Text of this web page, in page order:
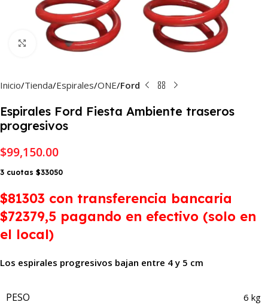
Haga Click para agrandar
Inicio Tienda Espirales ONE Ford
Espirales Ford Fiesta Ambiente traseros
progresivos
$99,150.00
3 cuotas $33050
$81303 con transferencia bancaria
$72379,5 pagando en efectivo (solo en
el local)
Los espirales progresivos bajan entre 4 y 5 cm
PESO 6 kg